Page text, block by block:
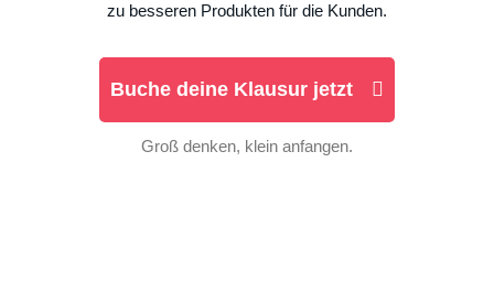
zu besseren Produkten für die Kunden.
Buche deine Klausur jetzt
Groß denken, klein anfangen.